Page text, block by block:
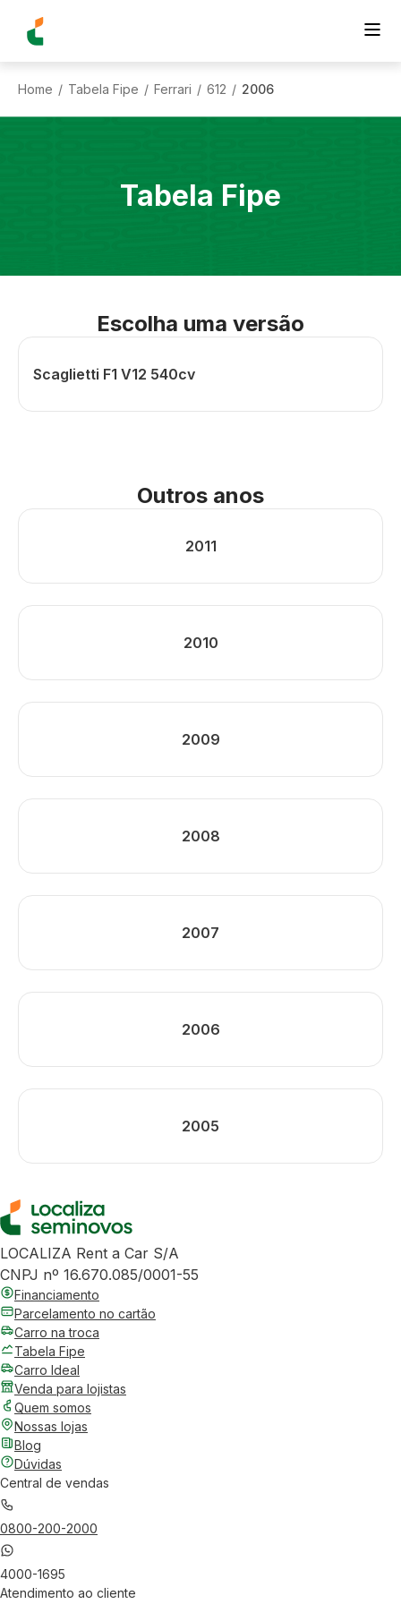
Home / Tabela Fipe / Ferrari / 612 / 2006
Tabela Fipe
Escolha uma versão
Scaglietti F1 V12 540cv
Outros anos
2011
2010
2009
2008
2007
2006
2005
LOCALIZA Rent a Car S/A
CNPJ nº 16.670.085/0001-55
Financiamento
Parcelamento no cartão
Carro na troca
Tabela Fipe
Carro Ideal
Venda para lojistas
Quem somos
Nossas lojas
Blog
Dúvidas
Central de vendas
0800-200-2000
4000-1695
Atendimento ao cliente